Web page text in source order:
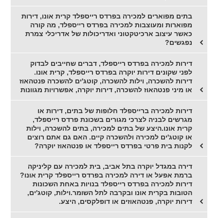
בתים מפוארים למכירה בפרדס רייספלד קרית אונו, דירות
מפוארות ומעוצבות למכירה בפרדס רייספלד, מה קורה
כאשר עיצוב ארכיטקטוני ואדריכולות של אדריכלי צמרת
נפגשים?
דירות למכירה בפרדס רייספלד, דברים שחייבים לבדוק
לפני שקונים דירות יוקרה בפרדס רייספלד, קרית אונו.
דירות להשכרה, וילות להשכרה, קוטג'ים להשכרה פנטהאוז
או מיני פנטהאוז להשכרה, דירות יוקרה, אפשרויות מגוונות
דירות למכירה ברייספלד חלופות של בתים, דירות או
מגרשים לבניה לצרכי מגורים בשכונת פרדס רייספלד,
קרית אונו.היצע של בתים למכירה, בתים להשכרה, וילות
או קוטג'ים למכירה ולהשכרה קיים. האם גם אתם רוצים
לקנות בית פרטי בפרדס רייספלד או פנטהאוז יוקרה?
דירה במגדל יוקרה בתל אביב, בית למכירה עם קליניקה
ברמת אפעל או דירה למכירה בפרדס רייספלד קרית אונו?
דירות למכירה בפרדס רייספלד בנויות באחת השכונות
הטובות בקרית אונו ובקרבה לתל השומר.וילות, קוטג'ים,
דירות יוקרה, פנטהאוזים או דופלקסים, היצע.